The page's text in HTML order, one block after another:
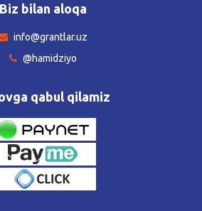
Biz bilan aloqa
info@grantlar.uz
@hamidziyo
qabul qilamiz